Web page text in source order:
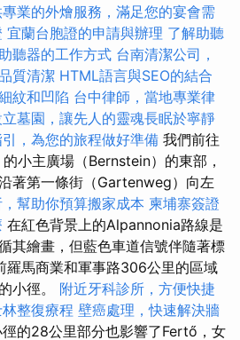
業的外燴服務，滿足您的宴會需
宜蘭台胞證的申請與辦理 了解助聽
聽器的工作方式 台南清潔公司，
質清潔 HTML語言與SEO的結合
紋和凹陷 台中律師，當地專業律
墓園，讓先人的靈魂長眠於寧靜
，為您的旅程做好準備 我們前往
小主廣場（Bernstein）的東部，
著第一條街（Gartenweg）向左
幫助你預算搬家成本 柬埔寨簽證
在紅色背景上的Alpannonia路線是
其繪畫，但藍色車道信號伴隨著標
羅馬商業和軍事路306公里的區域
小徑。 附近牙科診所，方便快捷
整復療程 壁癌處理，快速解決牆
的28公里部分也影響了Fertő，女